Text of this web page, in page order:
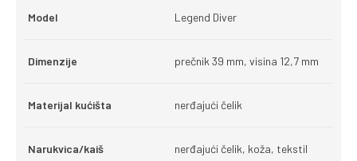
Model Legend Diver
Dimenzije prečnik 39 mm, visina 12,7 mm
Materijal kućišta nerđajući čelik
Narukvica/kaiš nerđajući čelik, koža, tekstil